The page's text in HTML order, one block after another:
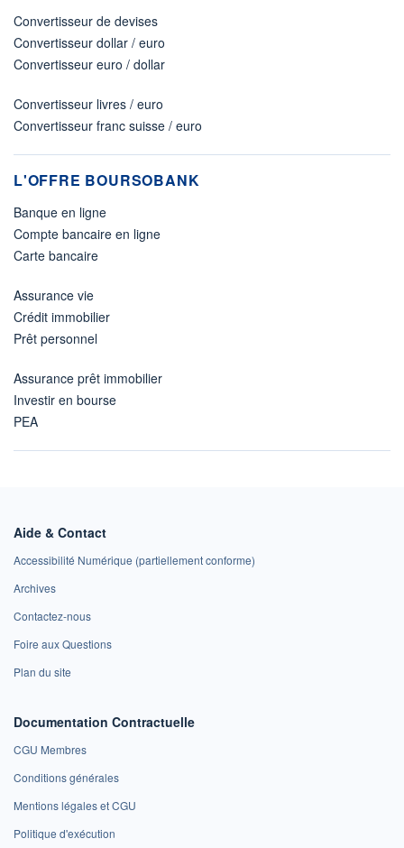
Convertisseur de devises
Convertisseur dollar / euro
Convertisseur euro / dollar
Convertisseur livres / euro
Convertisseur franc suisse / euro
L'OFFRE BOURSOBANK
Banque en ligne
Compte bancaire en ligne
Carte bancaire
Assurance vie
Crédit immobilier
Prêt personnel
Assurance prêt immobilier
Investir en bourse
PEA
Aide & Contact
Accessibilité Numérique (partiellement conforme)
Archives
Contactez-nous
Foire aux Questions
Plan du site
Documentation Contractuelle
CGU Membres
Conditions générales
Mentions légales et CGU
Politique d'exécution